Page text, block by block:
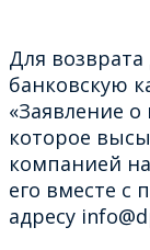
Для
банковскую
«Заявление
которое
компанией
его вместе с
адресу